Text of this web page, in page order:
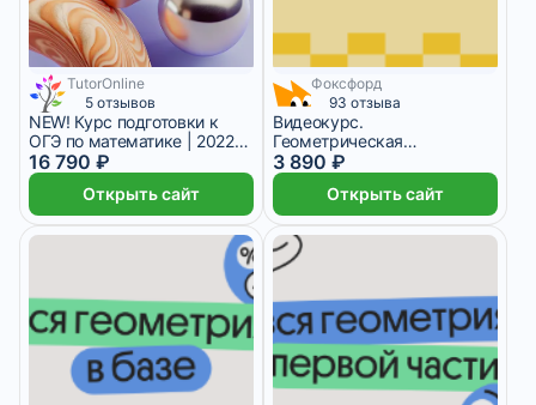
7 месяцев
TutorOnline
5 отзывов
NEW! Курс подготовки к
ОГЭ по математике | 2022-
2023
16 790 ₽
Открыть сайт
Фоксфорд
93 отзыва
Видеокурс.
Геометрическая
лаборатория для 3–4
классов
3 890 ₽
Открыть сайт